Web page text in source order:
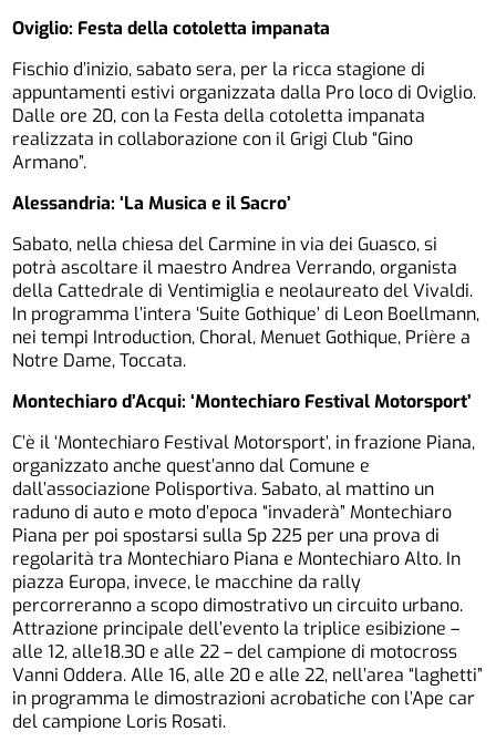
Oviglio: Festa della cotoletta impanata
Fischio d’inizio, sabato sera, per la ricca stagione di
appuntamenti estivi organizzata dalla Pro loco di Oviglio.
Dalle ore 20, con la Festa della cotoletta impanata
realizzata in collaborazione con il Grigi Club “Gino
Armano”.
Alessandria: ‘La Musica e il Sacro’
Sabato, nella chiesa del Carmine in via dei Guasco, si
potrà ascoltare il maestro Andrea Verrando, organista
della Cattedrale di Ventimiglia e neolaureato del Vivaldi.
In programma l’intera ‘Suite Gothique’ di Leon Boellmann,
nei tempi Introduction, Choral, Menuet Gothique, Prière a
Notre Dame, Toccata.
Montechiaro d’Acqui: ‘Montechiaro Festival Motorsport’
C’è il ‘Montechiaro Festival Motorsport’, in frazione Piana,
organizzato anche quest’anno dal Comune e
dall’associazione Polisportiva. Sabato, al mattino un
raduno di auto e moto d’epoca “invaderà” Montechiaro
Piana per poi spostarsi sulla Sp 225 per una prova di
regolarità tra Montechiaro Piana e Montechiaro Alto. In
piazza Europa, invece, le macchine da rally
percorreranno a scopo dimostrativo un circuito urbano.
Attrazione principale dell’evento la triplice esibizione –
alle 12, alle18.30 e alle 22 – del campione di motocross
Vanni Oddera. Alle 16, alle 20 e alle 22, nell’area “laghetti”
in programma le dimostrazioni acrobatiche con l’Ape car
del campione Loris Rosati.